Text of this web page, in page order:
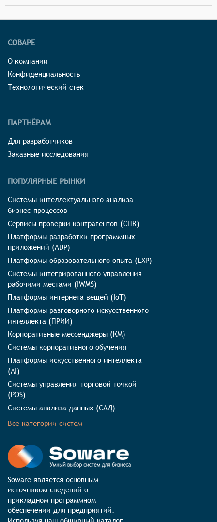
СОВАРЕ
О компании
Конфиденциальность
Технологический стек
ПАРТНЁРАМ
Для разработчиков
Заказные исследования
ПОПУЛЯРНЫЕ РЫНКИ
Системы интеллектуального анализа
бизнес-процессов
Сервисы проверки контрагентов (СПК)
Платформы разработки программных
приложений (ADP)
Платформы образовательного опыта (LXP)
Системы интегрированного управления
рабочими местами (IWMS)
Платформы интернета вещей (IoT)
Платформы разговорного искусственного
интеллекта (ПРИИ)
Корпоративные мессенджеры (КМ)
Системы корпоративного обучения
Платформы искусственного интеллекта
(AI)
Системы управления торговой точкой
(POS)
Системы анализа данных (САД)
Все категории систем
Soware является основным
источником сведений о
прикладном программном
обеспечении для предприятий.
Используя наш обширный каталог